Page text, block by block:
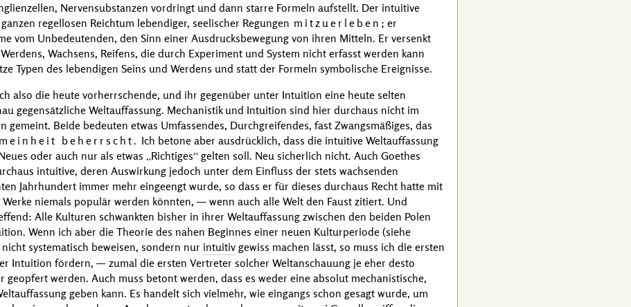
Nervensubstanzen vordringt und dann starre Formeln aufstellt. Der intuitive
regellosen Reichtum lebendiger, seelischer Regungen mitzuerleben ; er
vom Unbedeutenden, den Sinn einer Ausdrucksbewegung von ihren Mitteln. Er versenkt
Wachsens, Reifens, die durch Experiment und System nicht erfasst werden kann
Typen des lebendigen Seins und Werdens und statt der Formeln symbolische Ereignisse.
also die heute vorherrschende, und ihr gegenüber unter Intuition eine heute selten
gegensätzliche Weltauffassung. Mechanistik und Intuition sind hier durchaus nicht im
gemeint. Beide bedeuten etwas Umfassendes, Durchgreifendes, fast Zwangsmäßiges, das
beherrscht. Ich betone aber ausdrücklich, dass die intuitive Weltauffassung
oder auch nur als etwas
Richtiges gelten soll. Neu sicherlich nicht. Auch Goethes
intuitive, deren Auswirkung jedoch unter dem Einfluss der stets wachsenden
Jahrhundert immer mehr eingeengt wurde, so dass er für dieses durchaus Recht hatte mit
niemals populär werden könnten, — wenn auch alle Welt den Faust zitiert. Und
Alle Kulturen schwankten bisher in ihrer Weltauffassung zwischen den beiden Polen
Wenn ich aber die Theorie des nahen Beginnes einer neuen Kulturperiode (siehe
systematisch beweisen, sondern nur intuitiv gewiss machen lässt, so muss ich die ersten
Intuition fördern, — zumal die ersten Vertreter solcher Weltanschauung je eher desto
werden. Auch muss betont werden, dass es weder eine absolut mechanistische,
geben kann. Es handelt sich vielmehr, wie eingangs schon gesagt wurde, um